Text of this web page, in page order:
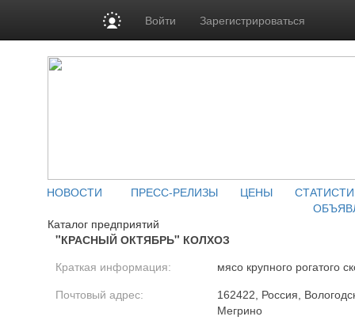
Войти Зарегистрироваться
НОВОСТИ ПРЕСС-РЕЛИЗЫ ЦЕНЫ
Каталог предприятий
"КРАСНЫЙ ОКТЯБРЬ" КОЛХОЗ
Краткая информация: мясо крупного рогатого
Почтовый адрес:
162422, Россия,
Мегрино